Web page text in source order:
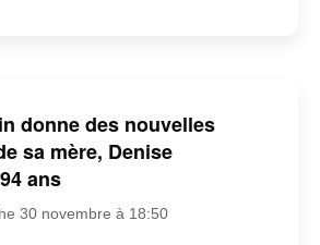
donne des nouvelles
sa mère, Denise
ans
30 novembre à 18:50